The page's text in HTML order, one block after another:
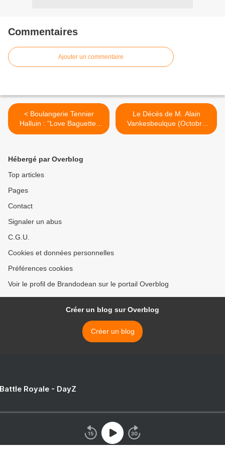
Commentaires
Ajouter un commentaire
< Boulangerie Tennier
Halluin : "Love Baguette"
Aides (Octobre 2019).
Le Décès de M. Alain
Vankesbeulque (Octobre
2019). >
Hébergé par Overblog
Top articles
Pages
Contact
Signaler un abus
C.G.U.
Cookies et données personnelles
Préférences cookies
Voir le profil de Brandodean sur le portail Overblog
Créer un blog sur Overblog
Créer un blog
Royale - DayZ